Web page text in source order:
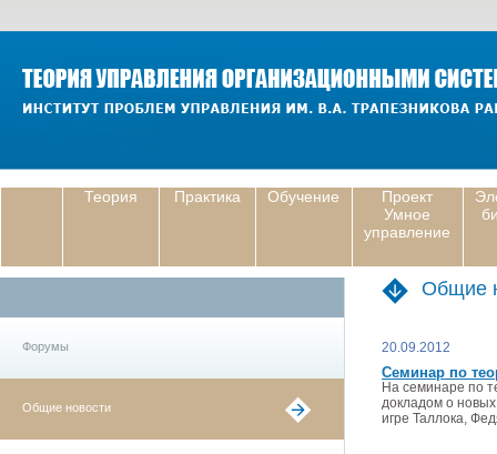
Теория Практика Обучение
Проект
Умное
управление
Форумы
Общие новости
Общие
20.09.2012
Семинар по
На семинаре по
докладом о новых
игре Таллока,